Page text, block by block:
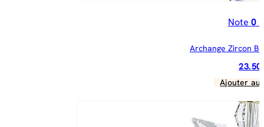
Note 0
Archange Zircon
23.50
Ajouter au